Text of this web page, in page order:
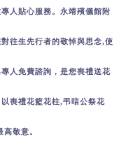
人貼心服務。 永靖殯儀館附
往生先行者的敬悼與思念,使
人免費諮詢，是您喪禮送花
喪禮花籃花柱,弔唁公祭花
敬意。